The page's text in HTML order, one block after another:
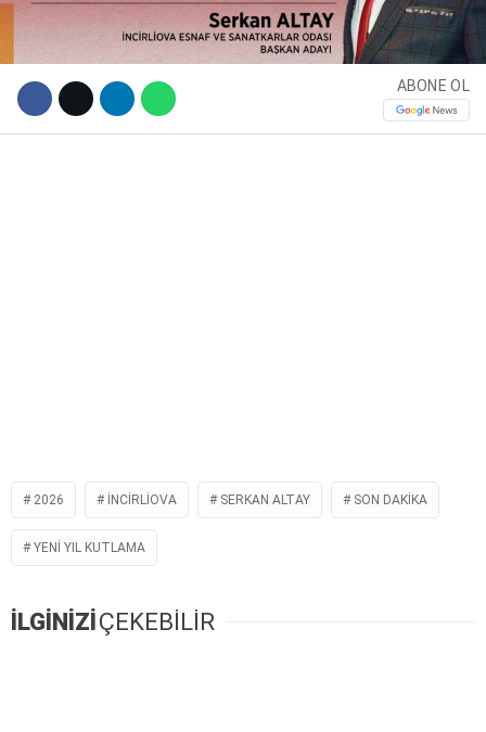
Instagram
ABONE OL
2026 INCIRLIOVA SERKAN ALTAY SON DAKIKA
YENI YIL KUTLAMA
İLGİNİZİÇEKEBİLİR